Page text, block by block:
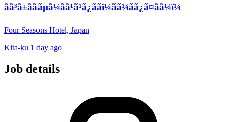
ãã³ã±ãããµã¼ãã¹ã¹ã¿ããï¼ãã¼ãã¿ã¤ãã¼ï¼
Four Seasons Hotel, Japan
Kita-ku 1 day ago
Job details